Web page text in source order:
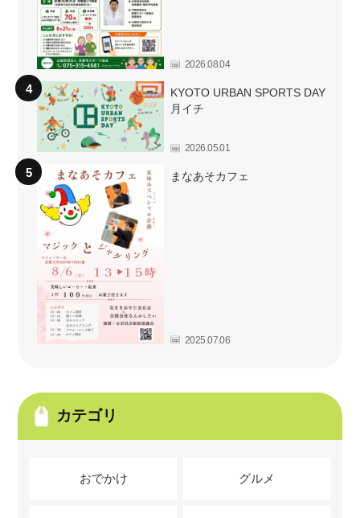
2026.08.04
KYOTO URBAN SPORTS DAY
月イチ
2026.05.01
まなあそカフェ
2025.07.06
カテゴリ
おでかけ グルメ